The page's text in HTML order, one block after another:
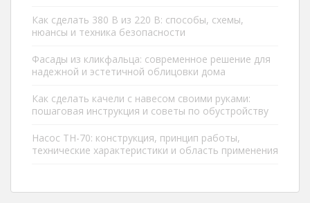
Как сделать 380 В из 220 В: способы, схемы,
нюансы и техника безопасности
Фасады из кликфальца: современное решение для
надежной и эстетичной облицовки дома
Как сделать качели с навесом своими руками:
пошаговая инструкция и советы по обустройству
Насос ТН-70: конструкция, принцип работы,
технические характеристики и область применения